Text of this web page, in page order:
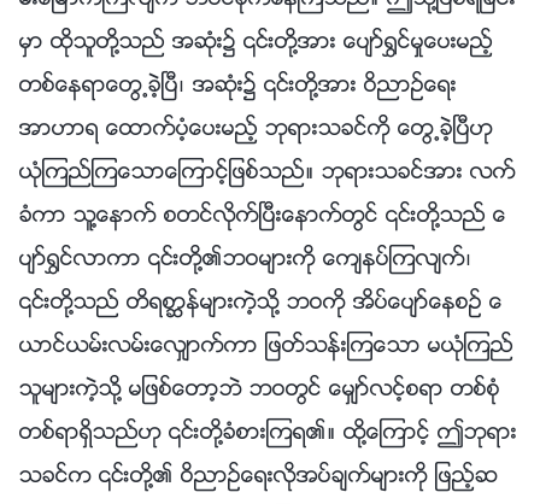
မွာ ထိုသူတို႔သည္ အဆုံး၌ ၎တို႔အား ေပ်ာ္႐ႊင္မႈေပးမည့္
တစ္ေနရာေတြ႕ခဲ့ၿပီ၊ အဆုံး၌ ၎တို႔အား ဝိညာဥ္ေရး
အာဟာရ ေထာက္ပံ့ေပးမည့္ ဘုရားသခင္ကို ေတြ႕ခဲ့ၿပီဟု
ယုံၾကည္ၾကေသာေၾကာင့္ျဖစ္သည္။ ဘုရားသခင္အား လက္
ခံကာ သူ႔ေနာက္ စတင္လိုက္ၿပီးေနာက္တြင္ ၎တို႔သည္ ေ
ပ်ာ္႐ႊင္လာကာ ၎တို႔၏ဘဝမ်ားကို ေက်နပ္ၾကလ်က္၊
၎တို႔သည္ တိရစာၦန္မ်ားကဲ့သို႔ ဘဝကို အိပ္ေပ်ာ္ေနစဥ္ ေ
ယာင္ယမ္းလမ္းေလွ်ာက္ကာ ျဖတ္သန္းၾကေသာ မယုံၾကည္
သူမ်ားကဲ့သို႔ မျဖစ္ေတာ့ဘဲ ဘဝတြင္ ေမွ်ာ္လင့္စရာ တစ္စုံ
တစ္ရာရွိသည္ဟု ၎တို႔ခံစားၾကရ၏။ ထို႔ေၾကာင့္ ဤဘုရား
သခင္က ၎တို႔၏ ဝိညာဥ္ေရးလိုအပ္ခ်က္မ်ားကို ျဖည့္ဆ